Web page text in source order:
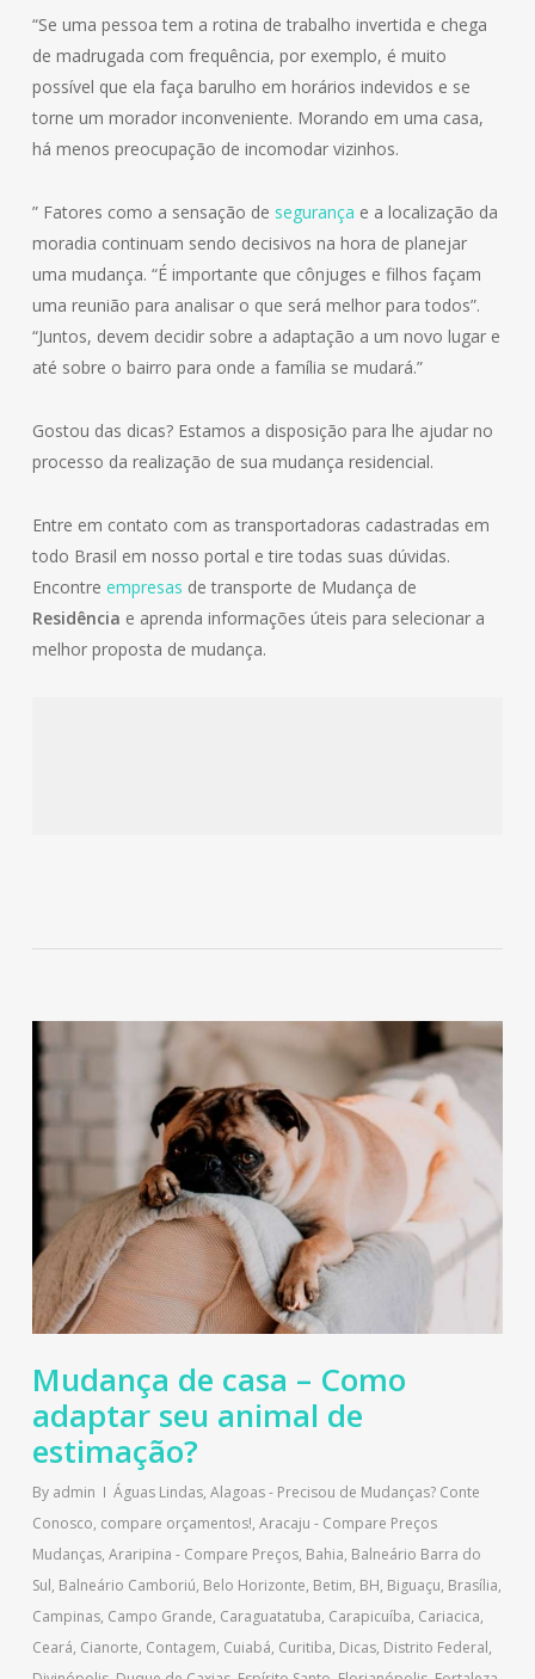
“Se uma pessoa tem a rotina de trabalho invertida e chega
de madrugada com frequência, por exemplo, é muito
possível que ela faça barulho em horários indevidos e se
torne um morador inconveniente. Morando em uma casa,
há menos preocupação de incomodar vizinhos.
” Fatores como a sensação de segurança e a localização da
moradia continuam sendo decisivos na hora de planejar
uma mudança. “É importante que cônjuges e filhos façam
uma reunião para analisar o que será melhor para todos”.
“Juntos, devem decidir sobre a adaptação a um novo lugar e
até sobre o bairro para onde a família se mudará.”
Gostou das dicas? Estamos a disposição para lhe ajudar no
processo da realização de sua mudança residencial.
Entre em contato com as transportadoras cadastradas em
todo Brasil em nosso portal e tire todas suas dúvidas.
Encontre empresas de transporte de Mudança de
Residência e aprenda informações úteis para selecionar a
melhor proposta de mudança.
Mudança de casa – Como
adaptar seu animal de
estimação?
By admin Águas Lindas, Alagoas - Precisou de Mudanças? Conte
Conosco, compare orçamentos!, Aracaju - Compare Preços
Mudanças, Araripina - Compare Preços, Bahia, Balneário Barra do
Sul, Balneário Camboriú, Belo Horizonte, Betim, BH, Biguaçu, Brasília,
Campinas, Campo Grande, Caraguatatuba, Carapicuíba, Cariacica,
Ceará, Cianorte, Contagem, Cuiabá, Curitiba, Dicas, Distrito Federal,